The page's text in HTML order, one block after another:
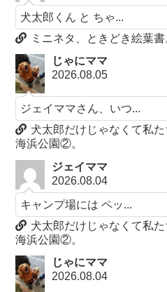
犬太郎くん と ちゃ...
ミニネタ、ときどき絵葉書
じゃにママ
2026.08.05
ジェイママさん、いつ...
犬太郎だけじゃなくて私
海浜公園②。
ジェイママ
2026.08.04
キャンプ場には ペッ...
犬太郎だけじゃなくて私
海浜公園②。
じゃにママ
2026.08.04